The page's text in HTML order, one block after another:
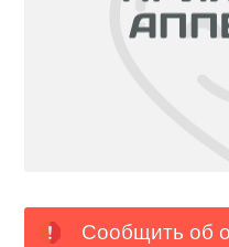
Сообщить об